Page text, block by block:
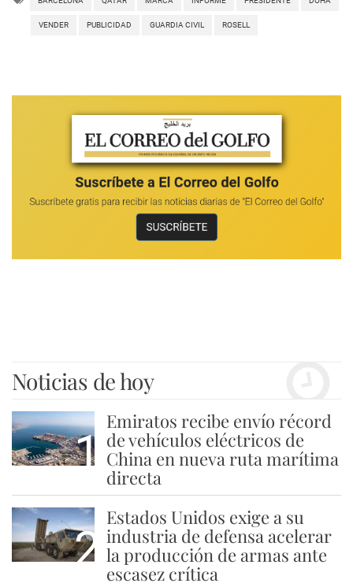
VENDER PUBLICIDAD GUARDIA CIVIL ROSELL
Noticias de hoy
1
Emiratos recibe envío récord
de vehículos eléctricos de
China en nueva ruta marítima
directa
2
Estados Unidos exige a su
industria de defensa acelerar
la producción de armas ante
escasez crítica